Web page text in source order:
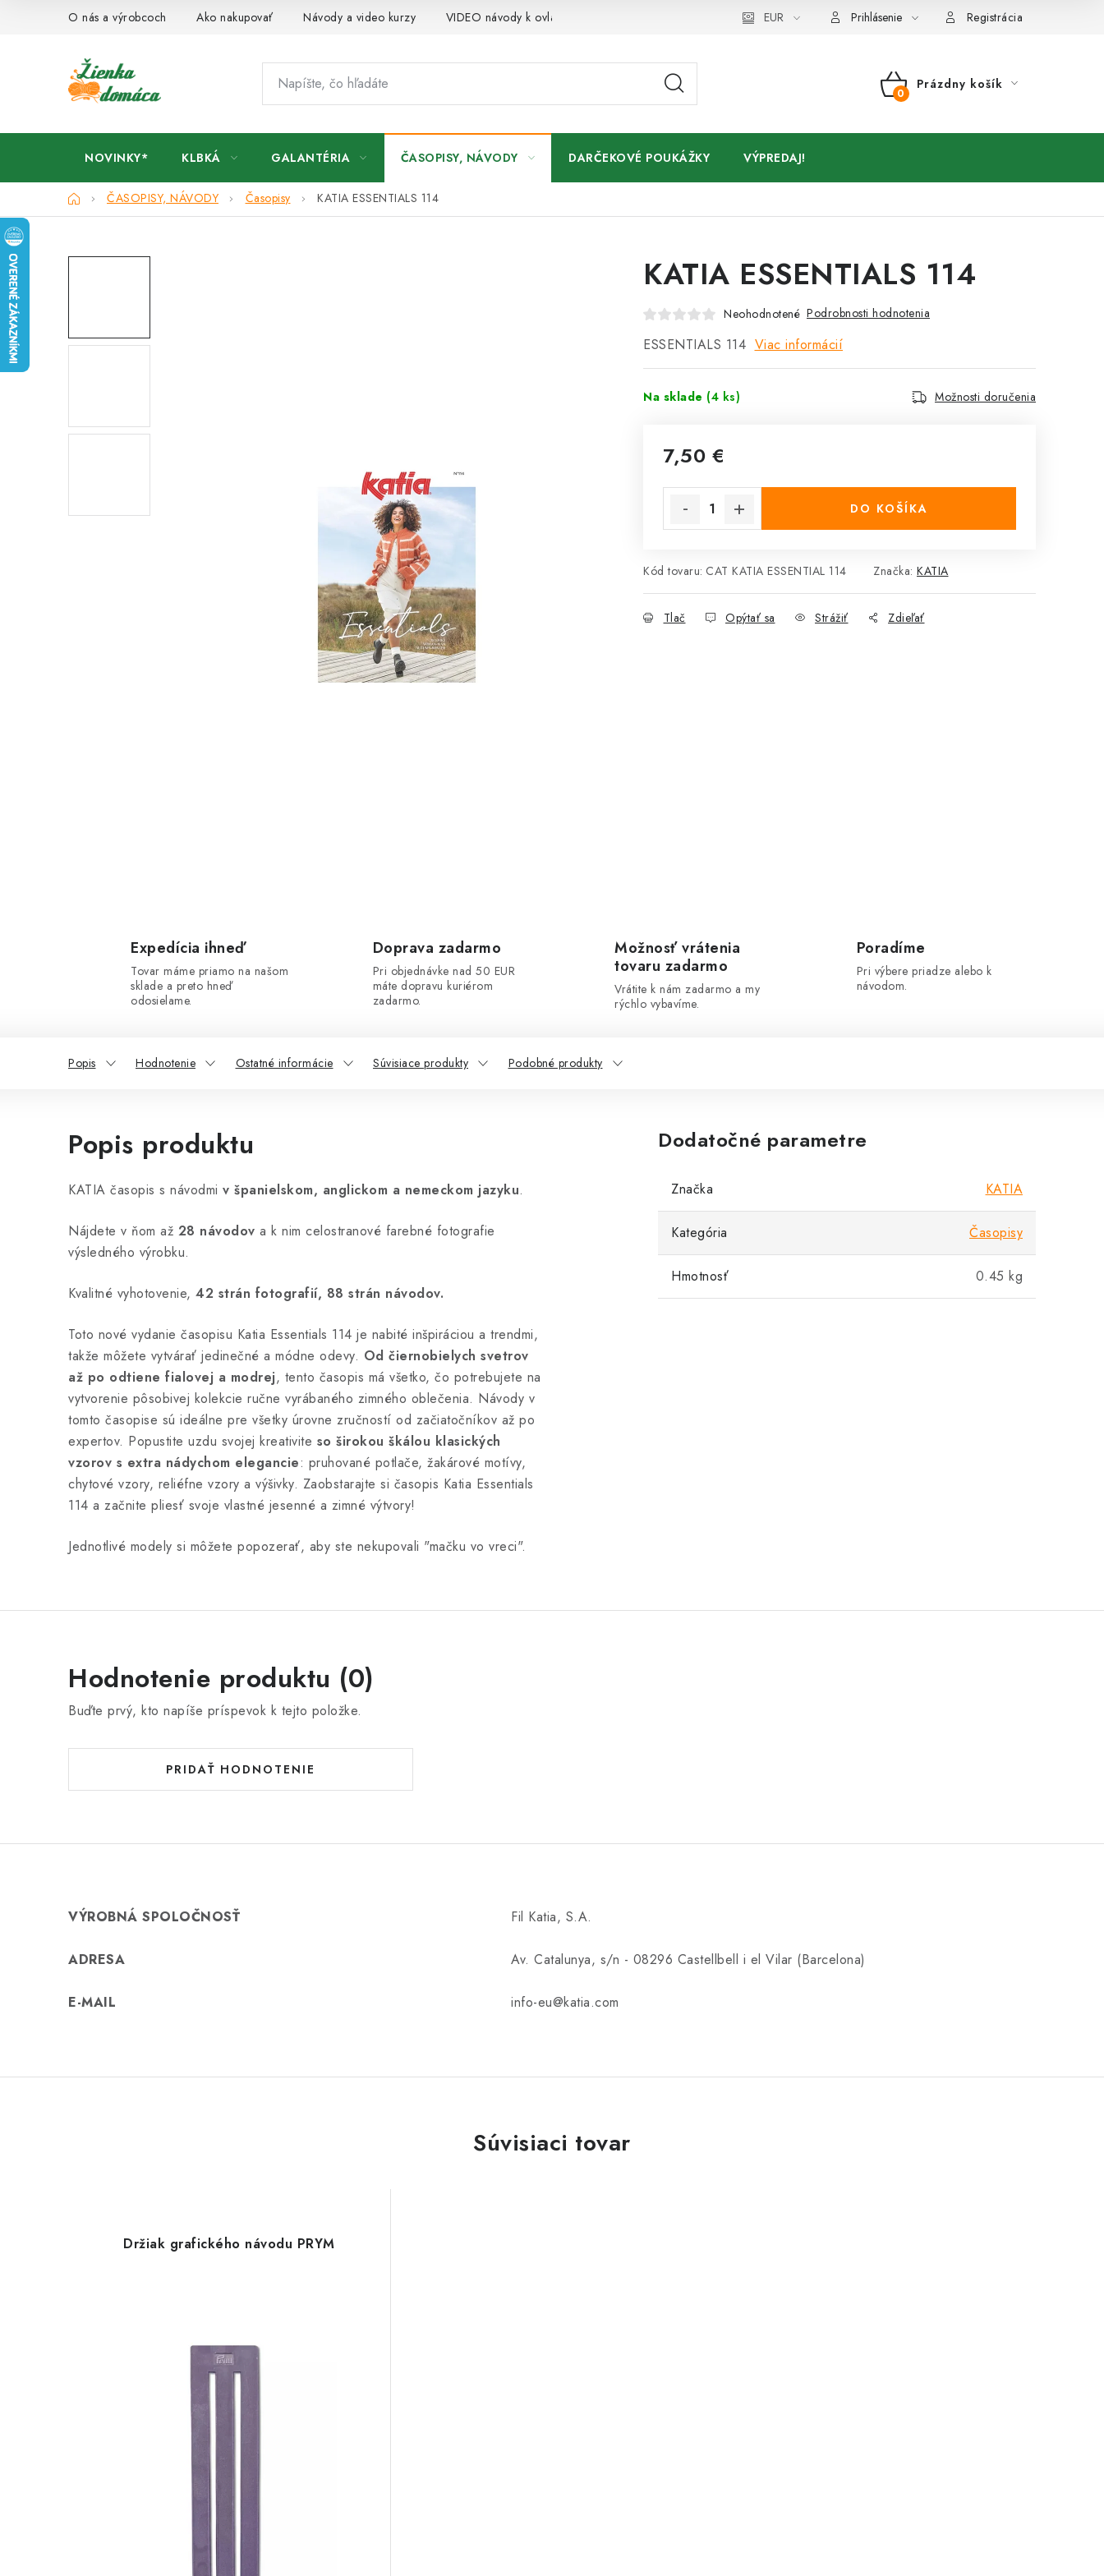
O nás a výrobcoch Ako nakupovať Návody a video kurzy VIDEO návody k ovládaniu e-shopu KontaktyEUR Prihlásenie Registrácia
NÁKUPNÝ
Prázdny košík
NOVINKY* KLBKÁ GALANTÉRIA ČASOPISY, NÁVODY DARČEKOVÉ POUKÁŽKY VÝPREDAJ!
DomovČASOPISY, NÁVODY Časopisy KATIA ESSENTIALS 114
KATIA ESSENTIALS 114
Neohodnotené Podrobnosti hodnotenia
ESSENTIALS 114 Viac informácií
Na sklade (4 ks) Možnosti doručenia
7,50 €
DO KOŠÍKA
Kód tovaru: CAT KATIA ESSENTIAL 114 Značka: KATIA
Tlač Opýtať sa Strážiť Zdieľať
Expedícia ihneď
Tovar máme priamo na našom
sklade a preto hneď
odosielame.
Doprava zadarmo
Pri objednávke nad 50 EUR
máte dopravu kuriérom
zadarmo.
Možnosť vrátenia
tovaru zadarmo
Vrátite k nám zadarmo a my
rýchlo vybavíme.
Poradíme
Pri výbere priadze alebo k
návodom.
Popis Hodnotenie Ostatné informácie Súvisiace produkty Podobné produkty
Popis produktu
KATIA časopis s návodmi v španielskom, anglickom a nemeckom jazyku.
Nájdete v ňom až 28 návodov a k nim celostranové farebné fotografie
výsledného výrobku.
Kvalitné vyhotovenie, 42 strán fotografií, 88 strán návodov.
Toto nové vydanie časopisu Katia Essentials 114 je nabité inšpiráciou a trendmi,
takže môžete vytvárať jedinečné a módne odevy. Od čiernobielych svetrov
až po odtiene fialovej a modrej, tento časopis má všetko, čo potrebujete na
vytvorenie pôsobivej kolekcie ručne vyrábaného zimného oblečenia. Návody v
tomto časopise sú ideálne pre všetky úrovne zručností od začiatočníkov až po
expertov. Popustite uzdu svojej kreativite so širokou škálou klasických
vzorov s extra nádychom elegancie: pruhované potlače, žakárové motívy,
chytové vzory, reliéfne vzory a výšivky. Zaobstarajte si časopis Katia Essentials
114 a začnite pliesť svoje vlastné jesenné a zimné výtvory!
Jednotlivé modely si môžete popozerať, aby ste nekupovali "mačku vo vreci".
Dodatočné parametre
Značka KATIA
Kategória Časopisy
Hmotnosť 0.45 kg
Hodnotenie produktu (0)
Buďte prvý, kto napíše príspevok k tejto položke.
PRIDAŤ HODNOTENIE
VÝROBNÁ SPOLOČNOSŤ Fil Katia, S.A.
ADRESA Av. Catalunya, s/n - 08296 Castellbell i el Vilar (Barcelona)
E-MAIL info-eu@katia.com
Súvisiaci tovar
Držiak grafického návodu PRYM